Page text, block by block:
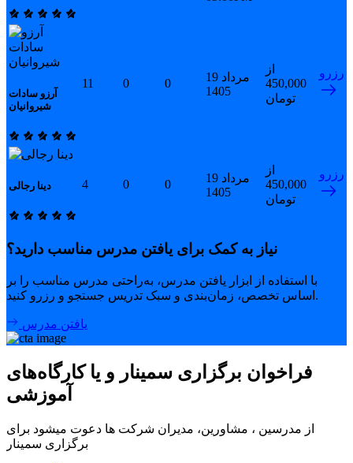
آرزو سادات
شیروانیان
11 0 0
19 مرداد
1405
از
450,000
تومان
رزرو
دینا رجالی 4 0 0
19 مرداد
1405
از
450,000
تومان
رزرو
نیاز به کمک برای یافتن مدرس مناسب دارید؟
با استفاده از ابزار یافتن مدرس، به‌راحتی مدرس مناسب را بر
اساس تخصص، زمان‌بندی و سبک تدریس جستجو و رزرو کنید.
یافتن مدرس
فراخوان برگزاری سمینار و یا کارگاه‌های
آموزشی
از مدرسین ، مشاورین، مدیران شرکت ها دعوت میشود برای
برگزاری سمینار